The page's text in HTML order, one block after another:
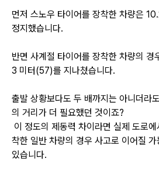
먼저 스노우 타이어를 장착한 차량은
정지했습니다.
반면 사계절 타이어를 장착한 차량의 경
3 미터(57)를 지나쳤습니다.
출발 상황보다도 두 배까지는 아니더라
의 거리가 더 필요했던 것이죠?
이 정도의 제동력 차이라면 실제 도로
착한 일반 차량의 경우 사고로 이어질
있습니다.